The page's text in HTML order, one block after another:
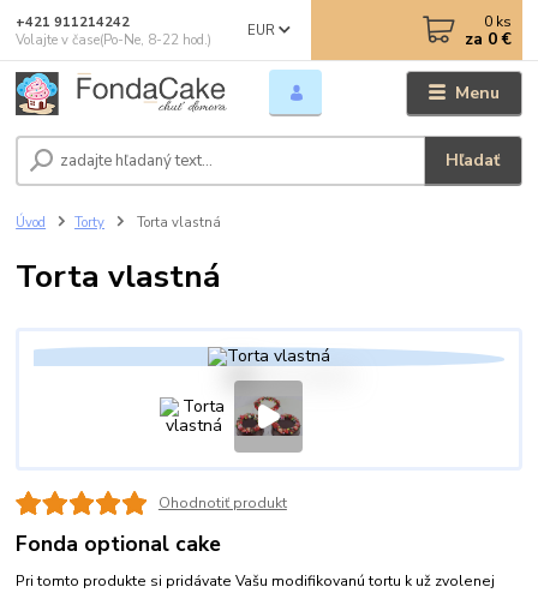
Menu
EUR
Hľadať
+421 911214242
Volajte v čase(Po-Ne, 8-22 hod.)
0 ks
za 0 €
Úvod Torty Torta vlastná
Torta vlastná
Ohodnotiť produkt
Fonda optional cake
Pri tomto produkte si pridávate Vašu modifikovanú tortu k už zvolenej